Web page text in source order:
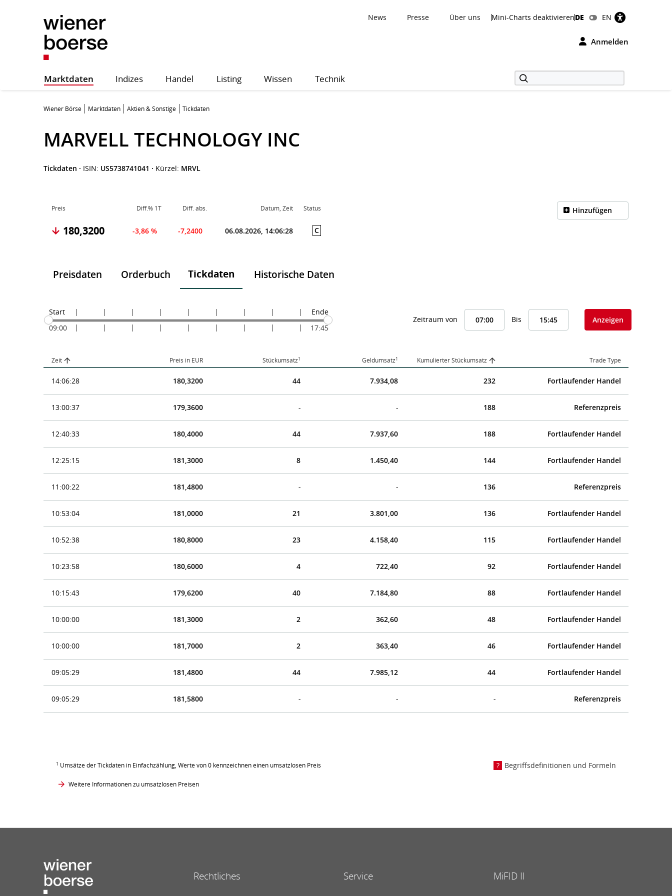
News Presse Über uns Mini-Charts deaktivierenDE EN
Anmelden
Marktdaten Indizes Handel Listing Wissen Technik
Wiener Börse Marktdaten Aktien & Sonstige Tickdaten
MARVELL TECHNOLOGY INC
Tickdaten · ISIN: US5738741041 · Kürzel: MRVL
Preis Diff.% 1T Diff. abs. Datum, Zeit Status
180,3200 -3,86 % -7,2400 06.08.2026, 14:06:28 C
Hinzufügen
Preisdaten Orderbuch Tickdaten Historische Daten
Start
09:00
Ende
17:45
Zeitraum von Bis Anzeigen
Zeit Preis in EUR Stückumsatz1 Geldumsatz1 Kumulierter Stückumsatz Trade Type
14:06:28 180,3200 44 7.934,08 232 Fortlaufender Handel
13:00:37 179,3600 - - 188 Referenzpreis
12:40:33 180,4000 44 7.937,60 188 Fortlaufender Handel
12:25:15 181,3000 8 1.450,40 144 Fortlaufender Handel
11:00:22 181,4800 - - 136 Referenzpreis
10:53:04 181,0000 21 3.801,00 136 Fortlaufender Handel
10:52:38 180,8000 23 4.158,40 115 Fortlaufender Handel
10:23:58 180,6000 4 722,40 92 Fortlaufender Handel
10:15:43 179,6200 40 7.184,80 88 Fortlaufender Handel
10:00:00 181,3000 2 362,60 48 Fortlaufender Handel
10:00:00 181,7000 2 363,40 46 Fortlaufender Handel
09:05:29 181,4800 44 7.985,12 44 Fortlaufender Handel
09:05:29 181,5800 - - - Referenzpreis
1 Umsätze der Tickdaten in Einfachzählung, Werte von 0 kennzeichnen einen umsatzlosen Preis
Weitere Informationen zu umsatzlosen Preisen
Begriffsdefinitionen und Formeln
Rechtliches Service MiFID II